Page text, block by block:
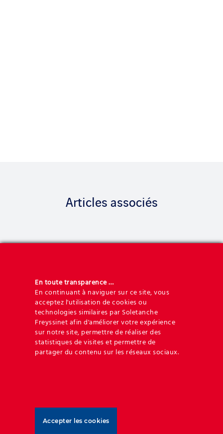
Articles associés
Pologne
juillet 17th, 2023
Côte d’Ivoire
juillet 17th, 2023
En toute transparence …
En continuant à naviguer sur ce site, vous
acceptez l'utilisation de cookies ou
technologies similaires par Soletanche
Freyssinet afin d'améliorer votre expérience
sur notre site, permettre de réaliser des
statistiques de visites et permettre de
partager du contenu sur les réseaux sociaux.
Accepter les cookies